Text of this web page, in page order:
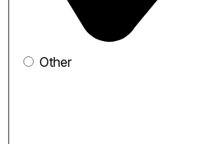
Other